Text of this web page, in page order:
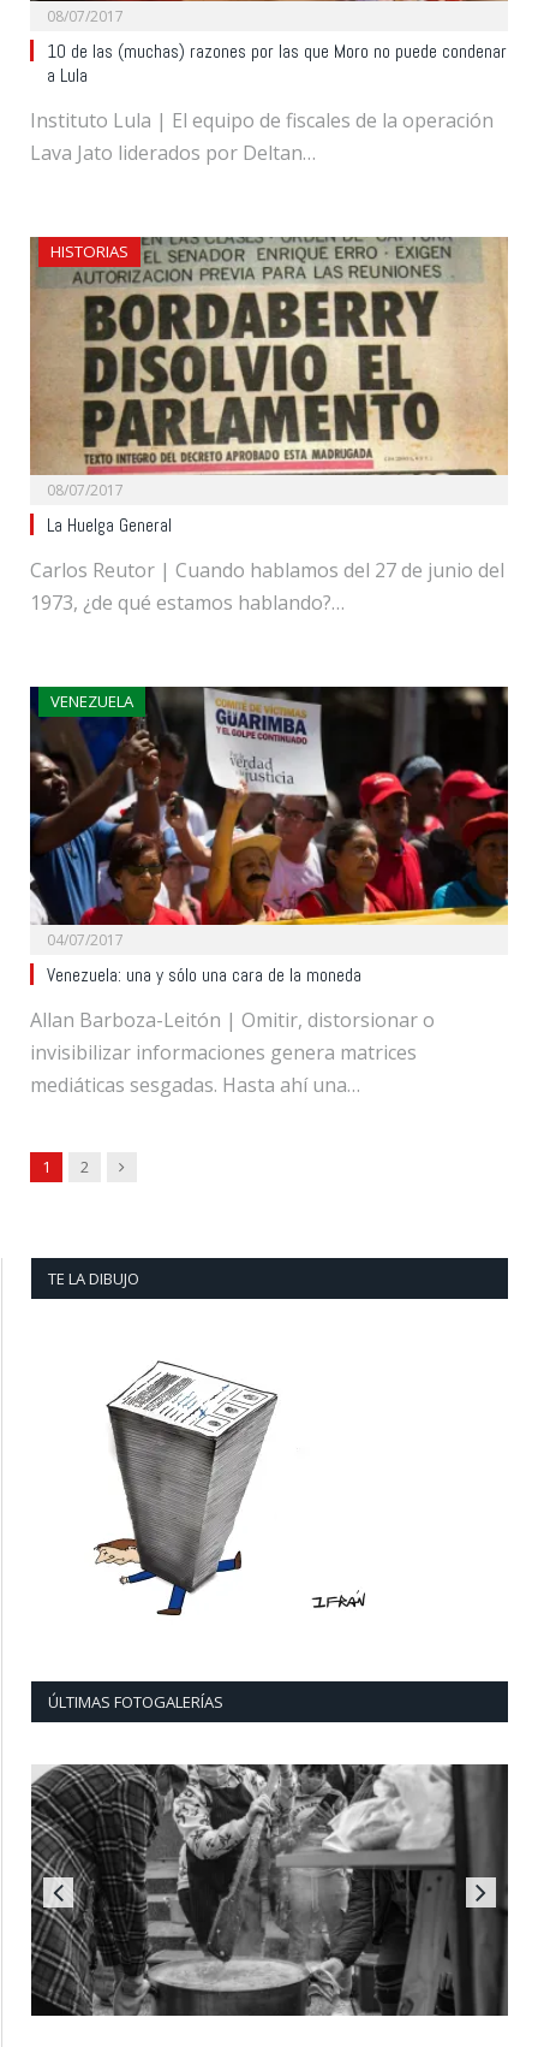
08/07/2017
10 de las (muchas) razones por las que Moro no puede condenar
a Lula
Instituto Lula | El equipo de fiscales de la operación
Lava Jato liderados por Deltan…
HISTORIAS
08/07/2017
La Huelga General
Carlos Reutor | Cuando hablamos del 27 de junio del
1973, ¿de qué estamos hablando?…
VENEZUELA
04/07/2017
Venezuela: una y sólo una cara de la moneda
Allan Barboza-Leitón | Omitir, distorsionar o
invisibilizar informaciones genera matrices
mediáticas sesgadas. Hasta ahí una…
1 2 Next
TE LA DIBUJO
ÚLTIMAS FOTOGALERÍAS